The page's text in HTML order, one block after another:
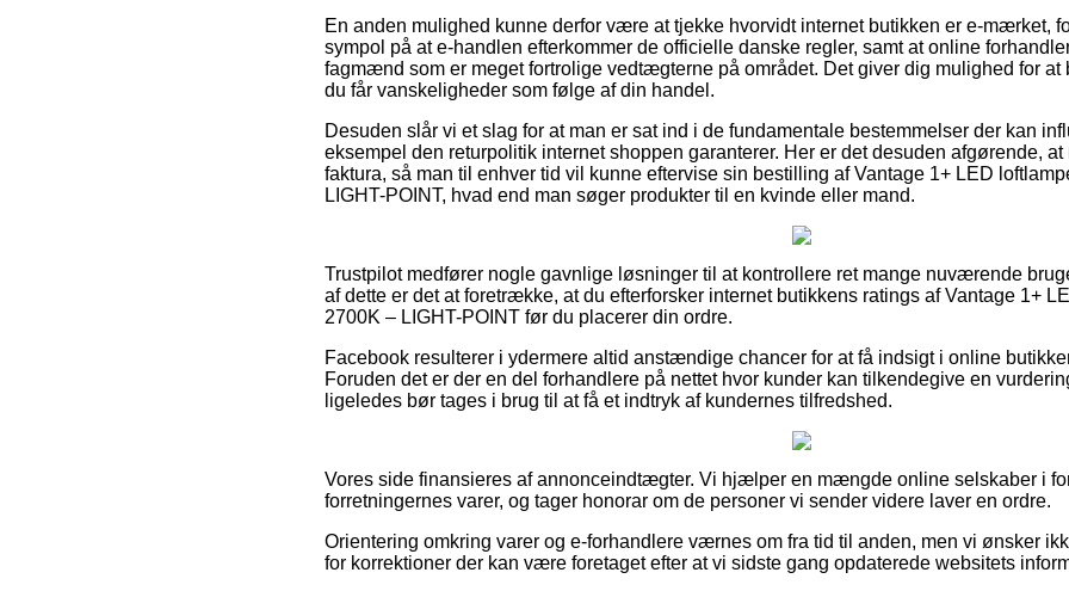
En anden mulighed kunne derfor være at tjekke hvorvidt internet butikken er e-mærket,
sympol på at e-handlen efterkommer de officielle danske regler, samt at online
fagmænd som er meget fortrolige vedtægterne på området. Det giver dig mulighed for at
du får vanskeligheder som følge af din handel.
Desuden slår vi et slag for at man er sat ind i de fundamentale bestemmelser der kan
eksempel den returpolitik internet shoppen garanterer. Her er det desuden afgørende,
faktura, så man til enhver tid vil kunne eftervise sin bestilling af Vantage 1+ LED
LIGHT-POINT, hvad end man søger produkter til en kvinde eller mand.
Trustpilot medfører nogle gavnlige løsninger til at kontrollere ret mange nuværende
af dette er det at foretrække, at du efterforsker internet butikkens ratings af Vantage 1+
2700K – LIGHT-POINT før du placerer din ordre.
Facebook resulterer i ydermere altid anstændige chancer for at få indsigt i online
Foruden det er der en del forhandlere på nettet hvor kunder kan tilkendegive en
ligeledes bør tages i brug til at få et indtryk af kundernes tilfredshed.
Vores side finansieres af annonceindtægter. Vi hjælper en mængde online selskaber i
forretningernes varer, og tager honorar om de personer vi sender videre laver en ordre.
Orientering omkring varer og e-forhandlere værnes om fra tid til anden, men vi ønsker
for korrektioner der kan være foretaget efter at vi sidste gang opdaterede websitets